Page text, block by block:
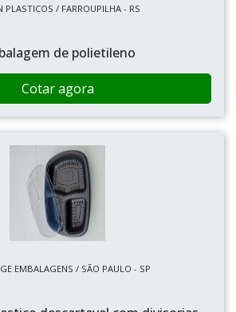
PLASTICOS / FARROUPILHA - RS
de polietileno
Cotar agora
EMBALAGENS / SÃO PAULO - SP